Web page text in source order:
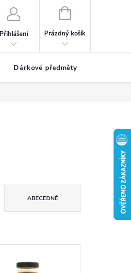
Přihlášení
NÁKUPNÍ
Prázdný košík
Dárkové předměty
ABECEDNĚ